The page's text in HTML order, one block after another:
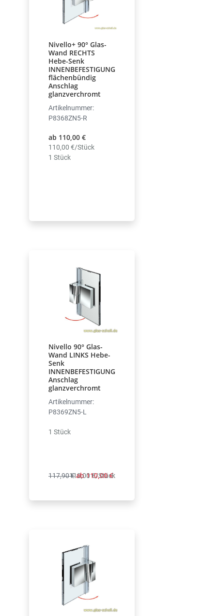
Nivello+ 90° Glas-
Wand RECHTS
Hebe-Senk
INNENBEFESTIGUNG
flächenbündig
Anschlag
glanzverchromt
Artikelnummer:
P8368ZN5-R
ab 110,00 €
110,00 €/Stück
1 Stück
Nivello 90° Glas-
Wand LINKS Hebe-
Senk
INNENBEFESTIGUNG
Anschlag
glanzverchromt
Artikelnummer:
P8369ZN5-L
117,90 €ab 110,00 €
110,00 €/Stück
1 Stück